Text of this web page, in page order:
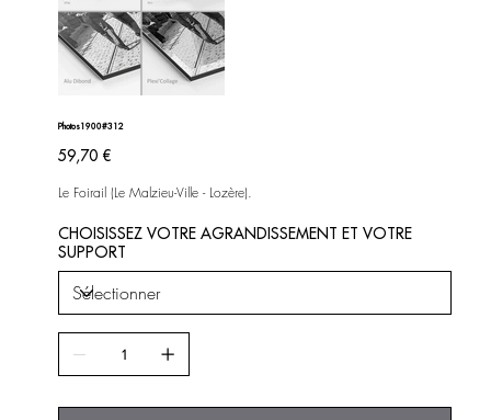
Photos1900#312
Prix
59,70 €
Le Foirail (Le Malzieu-Ville - Lozère).
CHOISISSEZ VOTRE AGRANDISSEMENT ET VOTRE
SUPPORT